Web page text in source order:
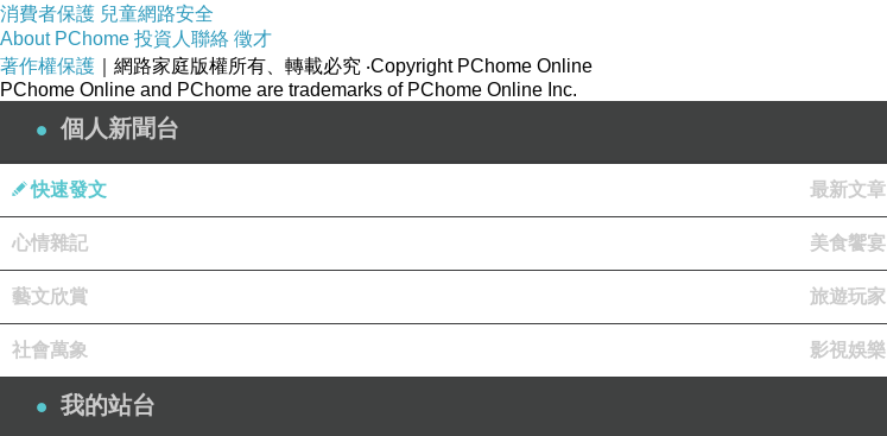
消費者保護 兒童網路安全
About PChome 投資人聯絡 徵才
著作權保護 ｜網路家庭版權所有、轉載必究 ‧Copyright PChome Online
PChome Online and PChome are trademarks of PChome Online Inc.
個人新聞台
快速發文 最新文章
心情雜記 美食饗宴
藝文欣賞 旅遊玩家
社會萬象 影視娛樂
我的站台